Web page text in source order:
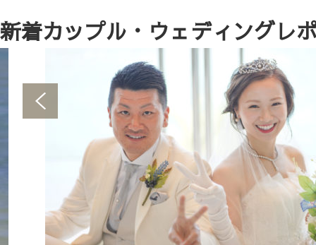
新着カップル・ウェディングレ